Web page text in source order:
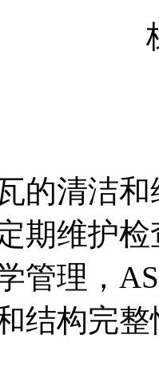
的清洁
期维护
管理，
结构完